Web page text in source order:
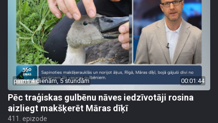
pirms 4 dienām, 5 stundām 00:01:44
Pēc traģiskas gulbēnu nāves iedzīvotāji rosina
aizliegt makšķerēt Māras dīķī
411. epizode